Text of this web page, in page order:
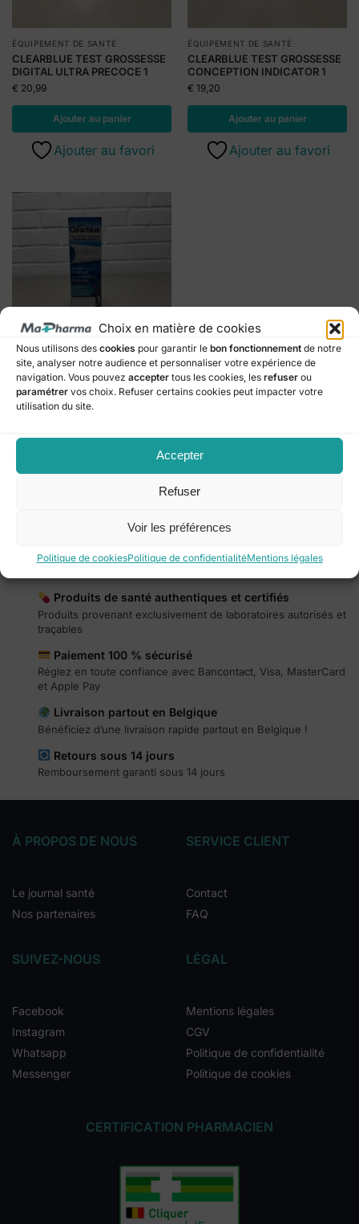
Choix en matière de cookies
Nous utilisons des cookies pour garantir le bon fonctionnement de notre
site, analyser notre audience et personnaliser votre expérience de
navigation. Vous pouvez accepter tous les cookies, les refuser ou
paramétrer vos choix. Refuser certains cookies peut impacter votre
utilisation du site.
Accepter
Refuser
Voir les préférences
Politique de cookiesPolitique de confidentialitéMentions légales
ÉQUIPEMENT DE SANTÉ
CLEARBLUE TEST GROSSESSE
DIGITAL ULTRA PRECOCE 1
€ 20,99
Ajouter au panier
Ajouter au favori
ÉQUIPEMENT DE SANTÉ
CLEARBLUE TEST GROSSESSE
CONCEPTION INDICATOR 1
€ 19,20
Ajouter au panier
Ajouter au favori
ÉQUIPEMENT DE SANTÉ
CLEARBLUE PLUS TEST
GROSSESSE 1
€11,70
Ajouter au favori
Produits de santé authentiques et certifiés
Produits provenant exclusivement de laboratoires autorisés et
traçables
Paiement 100 % sécurisé
Réglez en toute confiance avec Bancontact, Visa, MasterCard
et Apple Pay
Livraison partout en Belgique
Bénéficiez d’une livraison rapide partout en Belgique !
Retours sous 14 jours
Remboursement garanti sous 14 jours
À PROPOS DE NOUS
Le journal santé
Nos partenaires
SERVICE CLIENT
Contact
FAQ
SUIVEZ-NOUS
Facebook
Instagram
Whatsapp
Messenger
LÉGAL
Mentions légales
CGV
Politique de confidentialité
Politique de cookies
CERTIFICATION PHARMACIEN